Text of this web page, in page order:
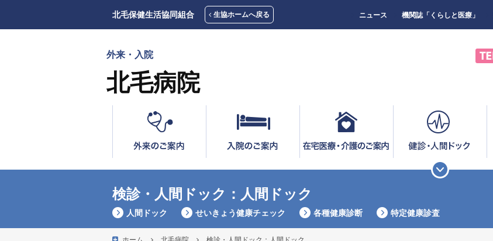
北毛保健生活協同組合 生協ホームへ戻る ニュース 機関誌「くらしと医療」
外来・入院
北毛病院
検診・人間ドック：人間ドック
人間ドック せいきょう健康チェック 各種健康診断 特定健康診査